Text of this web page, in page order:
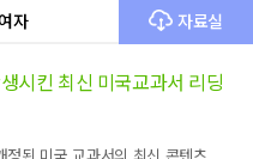
자 자료실
시킨 최신 미국교과서 리딩